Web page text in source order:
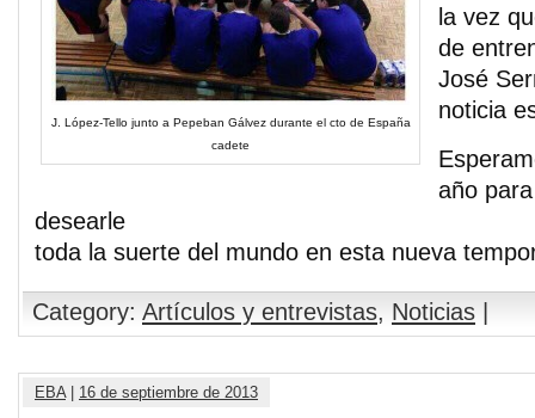
J. López-Tello junto a Pepeban Gálvez durante el cto de España
cadete
la vez
de
José
noticia
año
desearle
toda la suerte del mundo en esta nueva
Category: Artículos y entrevistas, Noticias
EBA| 16 de septiembre de 2013